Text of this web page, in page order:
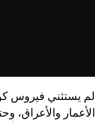
لم يستثني فيروس
الأعمار